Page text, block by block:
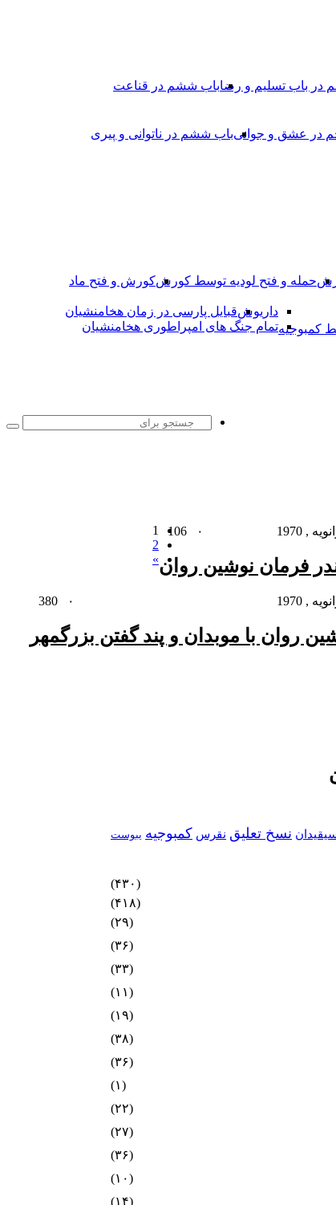
در باب تسلیم و رضاباب ششم در قناعت
در عشق و جوانىباب ششم در ناتوانى و پیرى
حمله و فتح لودیه توسط کورشکورش و فتح ماد
کمبوجیه
داریوشقبایل پارسی در زمان هخامنشیان
تمام جنگ های امپراطوری هخامنشیان
۰
فرمان نوشین روان
۰
روان با موبدان و پند گفتن بزرگمهر
1
2
»
نسخ تعلیق نقرس کمبوجیه یبوست
(۴۳۰)
(۴۱۸)
(۲۹)
(۳۶)
(۳۳)
(۱۱)
(۱۹)
(۳۸)
(۳۶)
(۱)
(۲۲)
(۲۷)
(۳۶)
(۱۰)
(۱۴)